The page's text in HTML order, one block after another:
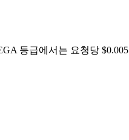
등급에서는 요청당 $0.005